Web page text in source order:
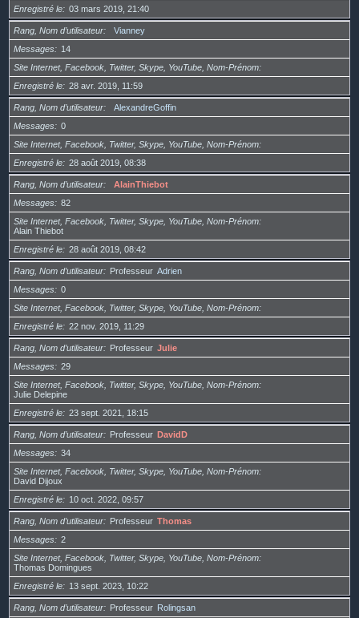
Enregistré le
03 mars 2019, 21:40
Rang, Nom d’utilisateur
Vianney
Messages
14
Site Internet, Facebook, Twitter, Skype, YouTube, Nom-Prénom
Enregistré le
28 avr. 2019, 11:59
Rang, Nom d’utilisateur
AlexandreGoffin
Messages
0
Site Internet, Facebook, Twitter, Skype, YouTube, Nom-Prénom
Enregistré le
28 août 2019, 08:38
Rang, Nom d’utilisateur
AlainThiebot
Messages
82
Site Internet, Facebook, Twitter, Skype, YouTube, Nom-Prénom
Alain Thiebot
Enregistré le
28 août 2019, 08:42
Rang, Nom d’utilisateur Professeur Adrien
Messages
0
Site Internet, Facebook, Twitter, Skype, YouTube, Nom-Prénom
Enregistré le
22 nov. 2019, 11:29
Rang, Nom d’utilisateur Professeur Julie
Messages
29
Site Internet, Facebook, Twitter, Skype, YouTube, Nom-Prénom
Julie Delepine
Enregistré le
23 sept. 2021, 18:15
Rang, Nom d’utilisateur Professeur DavidD
Messages
34
Site Internet, Facebook, Twitter, Skype, YouTube, Nom-Prénom
David Dijoux
Enregistré le
10 oct. 2022, 09:57
Rang, Nom d’utilisateur Professeur Thomas
Messages
2
Site Internet, Facebook, Twitter, Skype, YouTube, Nom-Prénom
Thomas Domingues
Enregistré le
13 sept. 2023, 10:22
Rang, Nom d’utilisateur Professeur Rolingsan